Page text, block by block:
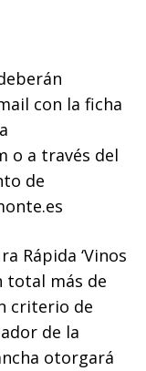
con la ficha
o a través del
de
Rápida ‘Vinos
total más de
criterio de
de la
otorgará